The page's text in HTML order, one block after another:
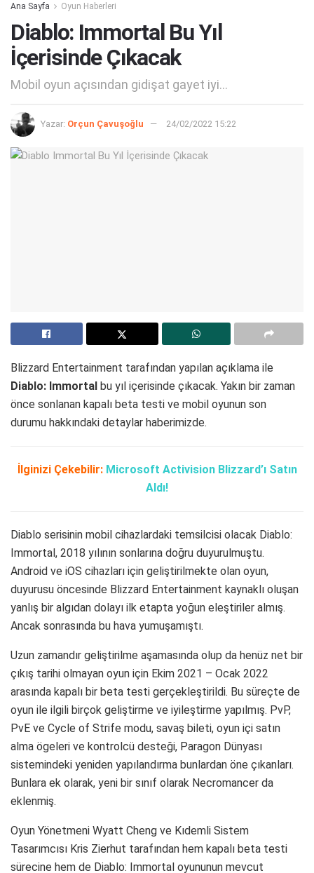
Ana Sayfa Oyun Haberleri
Diablo: Immortal Bu Yıl
İçerisinde Çıkacak
Mobil oyun açısından gidişat gayet iyi...
Yazar: Orçun Çavuşoğlu 24/02/2022 15:22
Blizzard Entertainment tarafından yapılan açıklama ile
Diablo: Immortal bu yıl içerisinde çıkacak. Yakın bir zaman
önce sonlanan kapalı beta testi ve mobil oyunun son
durumu hakkındaki detaylar haberimizde.
İlginizi Çekebilir: Microsoft Activision Blizzard’ı Satın
Aldı!
Diablo serisinin mobil cihazlardaki temsilcisi olacak Diablo:
Immortal, 2018 yılının sonlarına doğru duyurulmuştu.
Android ve iOS cihazları için geliştirilmekte olan oyun,
duyurusu öncesinde Blizzard Entertainment kaynaklı oluşan
yanlış bir algıdan dolayı ilk etapta yoğun eleştiriler almış.
Ancak sonrasında bu hava yumuşamıştı.
Uzun zamandır geliştirilme aşamasında olup da henüz net bir
çıkış tarihi olmayan oyun için Ekim 2021 – Ocak 2022
arasında kapalı bir beta testi gerçekleştirildi. Bu süreçte de
oyun ile ilgili birçok geliştirme ve iyileştirme yapılmış. PvP,
PvE ve Cycle of Strife modu, savaş bileti, oyun içi satın
alma ögeleri ve kontrolcü desteği, Paragon Dünyası
sistemindeki yeniden yapılandırma bunlardan öne çıkanları.
Bunlara ek olarak, yeni bir sınıf olarak Necromancer da
eklenmiş.
Oyun Yönetmeni Wyatt Cheng ve Kıdemli Sistem
Tasarımcısı Kris Zierhut tarafından hem kapalı beta testi
sürecine hem de Diablo: Immortal oyununun mevcut